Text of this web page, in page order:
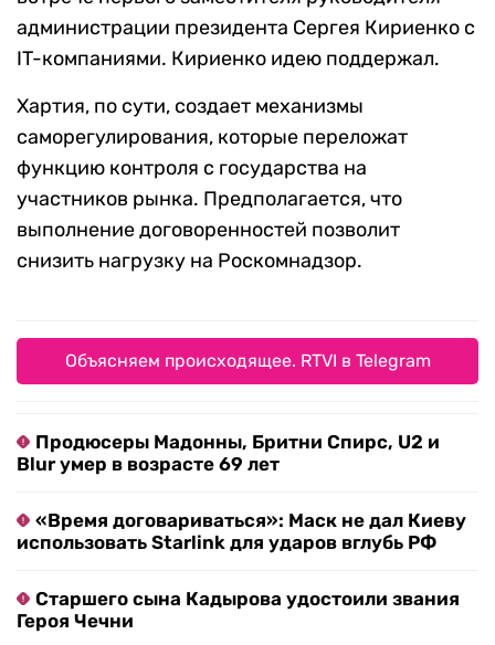
администрации президента Сергея Кириенко с
IT-компаниями. Кириенко идею поддержал.
Хартия, по сути, создает механизмы
саморегулирования, которые переложат
функцию контроля с государства на
участников рынка. Предполагается, что
выполнение договоренностей позволит
снизить нагрузку на Роскомнадзор.
Объясняем происходящее. RTVI в Telegram
Продюсеры Мадонны, Бритни Спирс, U2 и
Blur умер в возрасте 69 лет
«Время договариваться»: Маск не дал Киеву
использовать Starlink для ударов вглубь РФ
Старшего сына Кадырова удостоили звания
Героя Чечни